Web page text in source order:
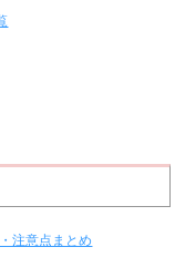
注意点まとめ